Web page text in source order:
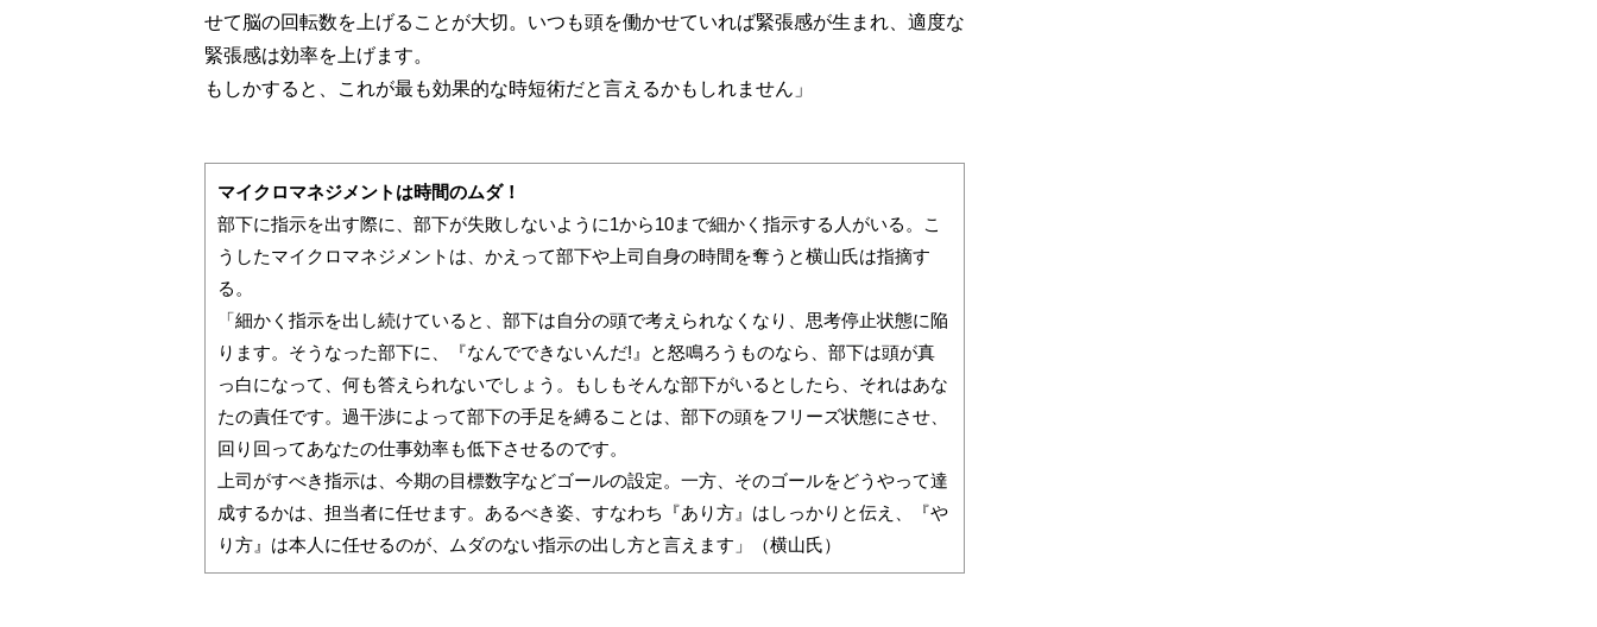
せて脳の回転数を上げることが大切。いつも頭を働かせていれば緊張感が生まれ、適度な
緊張感は効率を上げます。
もしかすると、これが最も効果的な時短術だと言えるかもしれません」
マイクロマネジメントは時間のムダ！
部下に指示を出す際に、部下が失敗しないように1から10まで細かく指示する人がいる。こ
うしたマイクロマネジメントは、かえって部下や上司自身の時間を奪うと横山氏は指摘す
る。
「細かく指示を出し続けていると、部下は自分の頭で考えられなくなり、思考停止状態に陥
ります。そうなった部下に、『なんでできないんだ!』と怒鳴ろうものなら、部下は頭が真
っ白になって、何も答えられないでしょう。もしもそんな部下がいるとしたら、それはあな
たの責任です。過干渉によって部下の手足を縛ることは、部下の頭をフリーズ状態にさせ、
回り回ってあなたの仕事効率も低下させるのです。
上司がすべき指示は、今期の目標数字などゴールの設定。一方、そのゴールをどうやって達
成するかは、担当者に任せます。あるべき姿、すなわち『あり方』はしっかりと伝え、『や
り方』は本人に任せるのが、ムダのない指示の出し方と言えます」（横山氏）